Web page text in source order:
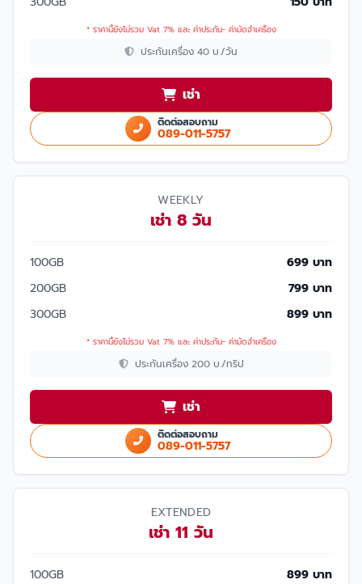
* ราคานี้ยังไม่รวม Vat 7% และ ค่าประกัน- ค่ามัดจำเครื่อง
ประกันเครื่อง 40 บ./วัน
เช่า
ติดต่อสอบถาม
089-011-5757
WEEKLY
เช่า 8 วัน
100GB
699 บาท
200GB
799 บาท
300GB
899 บาท
* ราคานี้ยังไม่รวม Vat 7% และ ค่าประกัน- ค่ามัดจำเครื่อง
ประกันเครื่อง 200 บ./ทริป
เช่า
ติดต่อสอบถาม
089-011-5757
EXTENDED
เช่า 11 วัน
100GB
899 บาท